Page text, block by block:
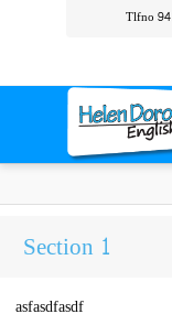
Tlfno
Section 1
asfasdfasdf